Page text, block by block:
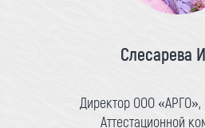
Слесарева
Директор ООО «АРГО»,
Аттестационной